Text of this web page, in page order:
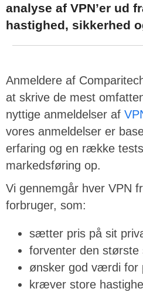
analyse af VPN’er ud
hastighed, sikkerhed
Anmeldere af
at skrive de mest
nyttige anmeldelser af
vores anmeldelser er
erfaring og en række
markedsføring op.
Vi gennemgår hver VPN
forbruger, som:
sætter pris på sit
forventer den største
ønsker god værdi for
kræver store